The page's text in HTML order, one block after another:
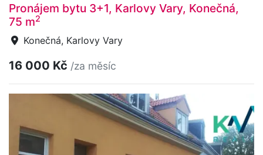
Pronájem bytu 3+1, Karlovy Vary, Konečná,
75 m2
Konečná, Karlovy Vary
16 000 Kč /za měsíc